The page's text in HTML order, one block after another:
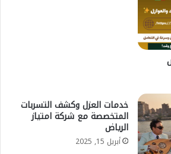
خدمات العزل وكشف التسربات
المتخصصة مع شركة امتياز
الرياض
أبريل 15, 2025